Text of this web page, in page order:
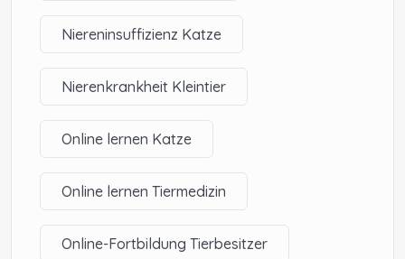
Niereninsuffizienz Katze
Nierenkrankheit Kleintier
Online lernen Katze
Online lernen Tiermedizin
Online-Fortbildung Tierbesitzer